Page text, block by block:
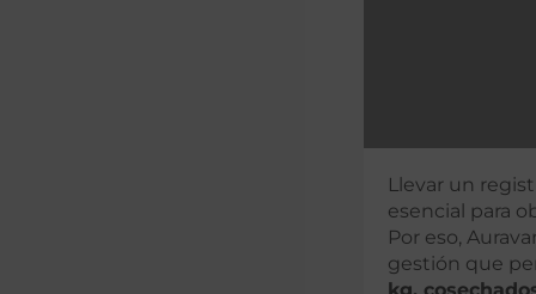
Llevar un
esencial para
Por eso,
gestión que